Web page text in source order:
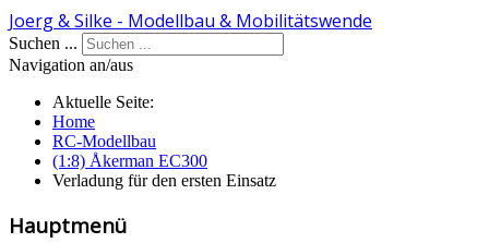
Joerg & Silke - Modellbau & Mobilitätswende
Suchen ...
Navigation an/aus
Aktuelle Seite:
Home
RC-Modellbau
(1:8) Åkerman EC300
Verladung für den ersten Einsatz
Hauptmenü